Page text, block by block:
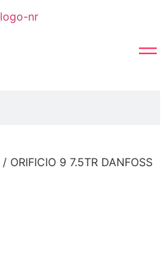
/ ORIFICIO 9 7.5TR DANFOSS